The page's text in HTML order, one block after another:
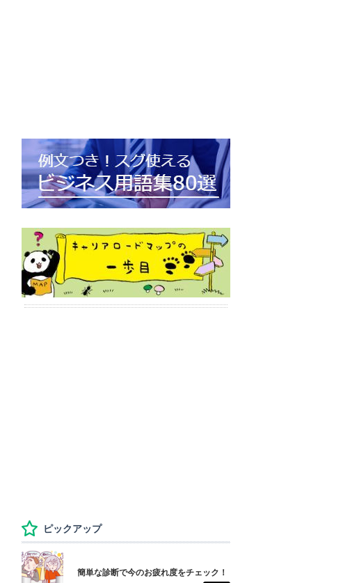
ピックアップ
簡単な診断で今のお疲れ度をチェック！